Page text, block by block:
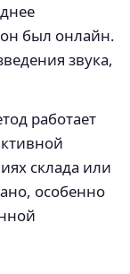
был онлайн.
звука,
работает
склада или
особенно